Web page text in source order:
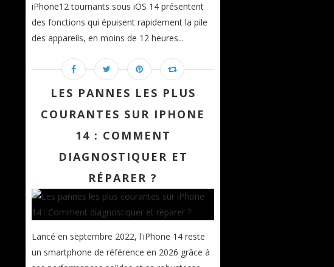
iPhone12 tournants sous iOS 14 présentent
des fonctions qui épuisent rapidement la pile
des appareils, en moins de 12 heures...
LES PANNES LES PLUS
COURANTES SUR IPHONE
14 : COMMENT
DIAGNOSTIQUER ET
RÉPARER ?
Lancé en septembre 2022, l'iPhone 14 reste
un smartphone de référence en 2026 grâce à